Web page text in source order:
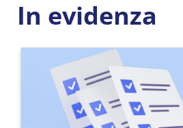
In evidenza